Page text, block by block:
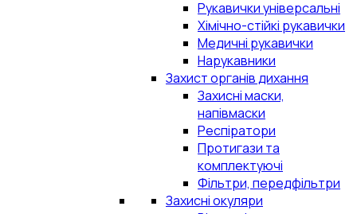
Рукавички універсальні
Хімічно-стійкі рукавички
Медичні рукавички
Нарукавники
Захист органів дихання
Захисні маски,
напівмаски
Респіратори
Протигази та
комплектуючі
Фільтри, передфільтри
Захисні окуляри